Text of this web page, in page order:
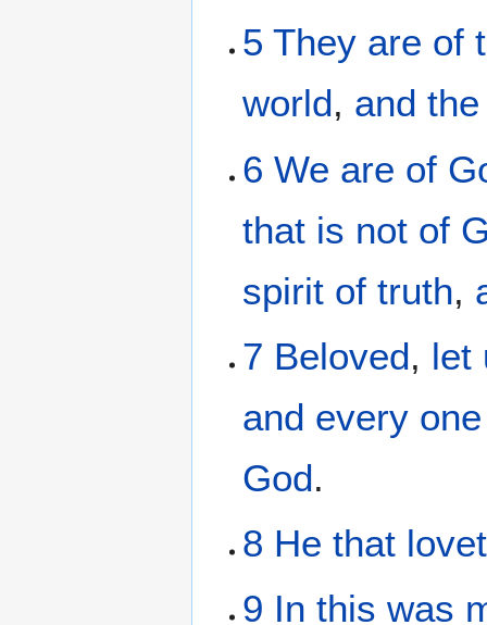
5 They are of
world, and the
6 We are of
that is not of
spirit of truth,
7 Beloved, let
and every one
God.
8 He that
9 In this was